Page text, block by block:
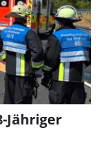
Jähriger